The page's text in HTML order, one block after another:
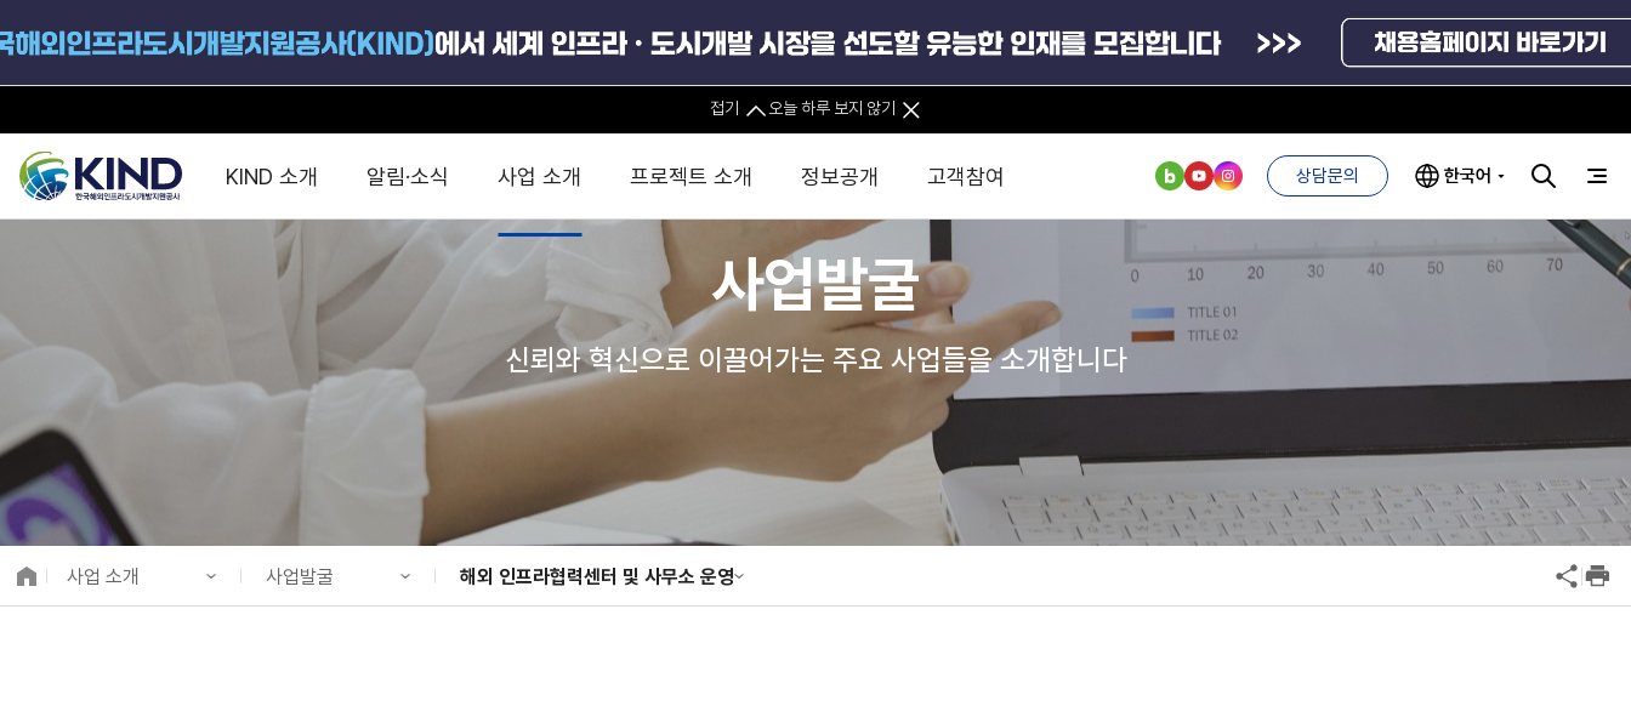
접기 오늘 하루 보지 않기
KIND 소개
공사개요
연혁
경영진 소개
조직도 및 연락처
글로벌 네트워크
윤리헌장
인권경영헌장
실천서약
인권경영 게시판
ESG 경영전략
ESG 추진체계
ESG 경영 선언문
의견수렴
알림·소식
KIND 소식
보도자료
뉴스레터
카드뉴스
사업 소개
중소·중견기업 지원
해외진출 지원
맞춤형 지원상담
해외 인프라협력센터 및 사무소
해외 PPP동향 · 정책 분석
타당성조사(F/S)
K-City Network
EIPP
팀코리아 구성 및 사업제안
금융자문
직접투자
정책펀드 관리
PIS 1단계
녹색인프라해외수출지원펀드
프로젝트 소개
전체사업
직접투자사업
정책펀드사업
정보공개
진출전략
경영공시
고객참여
정부부처 및
유관기관
국외기관
연구기관
익명제보시스템
청탁금지법
부패방지법
위반신고
기업성장응답센터
상담문의 한국어
사업발굴
신뢰와 혁신으로 이끌어가는 주요 사업들을 소개합니다
사업 소개 사업발굴 해외 인프라협력센터 및 사무소 운영